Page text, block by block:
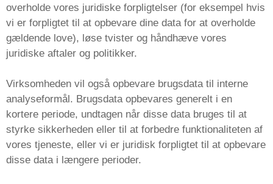
overholde vores juridiske forpligtelser (for eksempel hvis
vi er forpligtet til at opbevare dine data for at overholde
gældende love), løse tvister og håndhæve vores
juridiske aftaler og politikker.
Virksomheden vil også opbevare brugsdata til interne
analyseformål. Brugsdata opbevares generelt i en
kortere periode, undtagen når disse data bruges til at
styrke sikkerheden eller til at forbedre funktionaliteten af ​​
vores tjeneste, eller vi er juridisk forpligtet til at opbevare
disse data i længere perioder.